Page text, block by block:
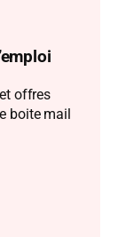
offres
boite mail